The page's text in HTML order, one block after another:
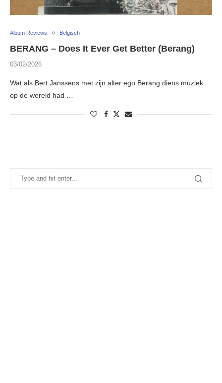
Album Reviews Belgisch
BERANG – Does It Ever Get Better (Berang)
03/02/2026
Wat als Bert Janssens met zijn alter ego Berang diens muziek
op de wereld had …